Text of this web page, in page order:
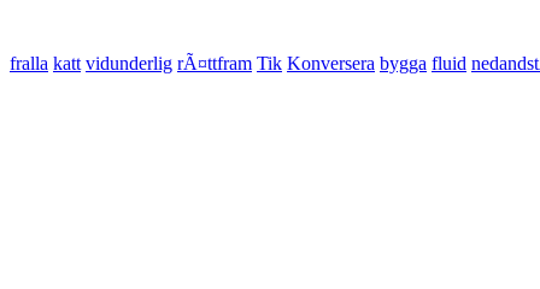
fralla katt vidunderlig rÃ¤ttfram Tik Konversera bygga fluid